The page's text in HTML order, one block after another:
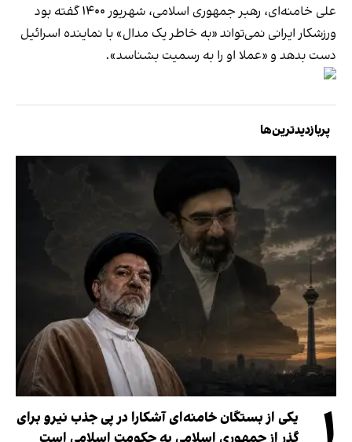
علی خامنه‌ای، رهبر جمهوری اسلامی، شهریور ۱۴۰۰ گفته بود
ورزشکار ایرانی نمی‌تواند «به خاطر یک مدال» با نماینده اسرائیل
دست بدهد و «عملا او را به رسمیت بشناسد».
پربازدیدترین‌ها
یکی از بستگان خامنه‌ای آشکارا در پی جذب نیرو برای